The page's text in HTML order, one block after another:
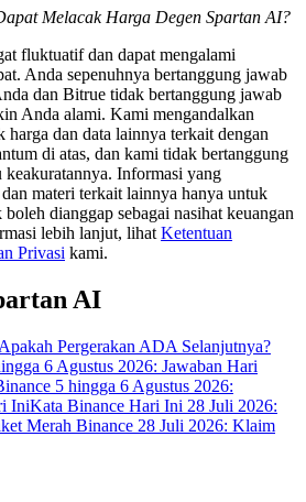
menghasilkan keuntungan
Melacak Harga Degen Spartan AI?
fluktuatif dan dapat mengalami
Anda sepenuhnya bertanggung jawab
dan Bitrue tidak bertanggung jawab
Anda alami. Kami mengandalkan
dan data lainnya terkait dengan
di atas, dan kami tidak bertanggung
keakuratannya. Informasi yang
materi terkait lainnya hanya untuk
dianggap sebagai nasihat keuangan
lebih lanjut, lihat Ketentuan
Privasi kami.
AI
Pergerakan ADA Selanjutnya?
6 Agustus 2026: Jawaban Hari
5 hingga 6 Agustus 2026:
IniKata Binance Hari Ini 28 Juli 2026:
Merah Binance 28 Juli 2026: Klaim